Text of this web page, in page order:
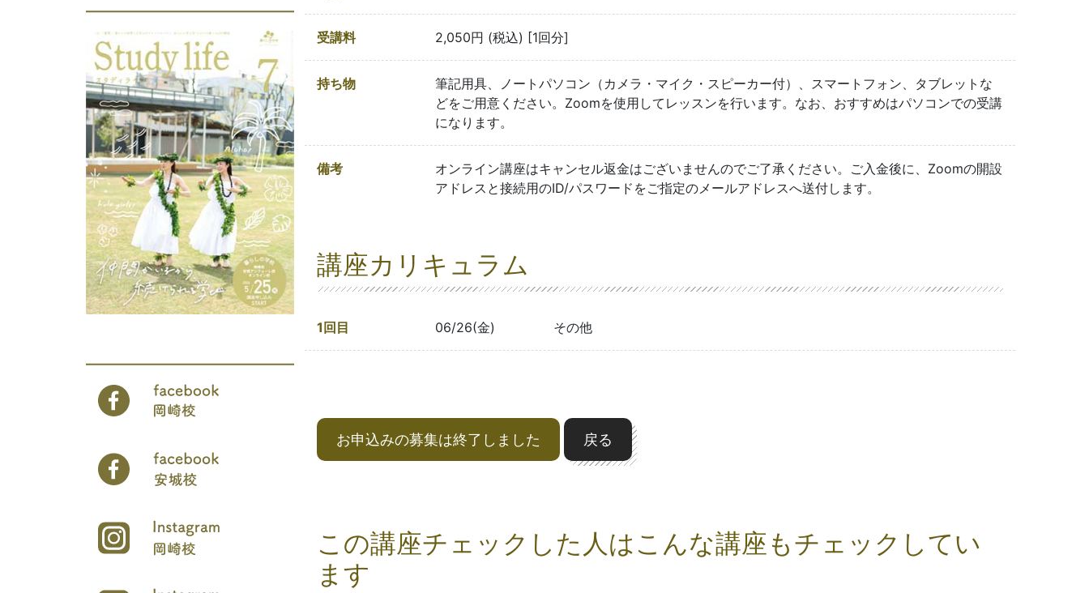
受講料 2,050円 (税込) [1回分]
持ち物
筆記用具、ノートパソコン（カメラ・マイク・スピーカー付）、スマートフォン、タブレットな
どをご用意ください。Zoomを使用してレッスンを行います。なお、おすすめはパソコンでの受講
になります。
備考
オンライン講座はキャンセル返金はございませんのでご了承ください。ご入金後に、Zoomの開設
アドレスと接続用のID/パスワードをご指定のメールアドレスへ送付します。
講座カリキュラム
1回目 06/26(金) その他
お申込みの募集は終了しました 戻る
この講座チェックした人はこんな講座もチェックしてい
ます